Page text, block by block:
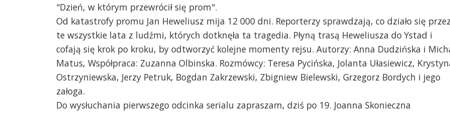
"Dzień, w którym przewrócił się prom".
Od katastrofy promu Jan Heweliusz mija 12 000 dni. Reporterzy sprawdzają, co działo się przez
te wszystkie lata z ludźmi, których dotknęła ta tragedia. Płyną trasą Heweliusza do Ystad i
cofają się krok po kroku, by odtworzyć kolejne momenty rejsu. Autorzy: Anna Dudzińska i
Matus, Współpraca: Zuzanna Olbinska. Rozmówcy: Teresa Pycińska, Jolanta Ułasiewicz,
Ostrzyniewska, Jerzy Petruk, Bogdan Zakrzewski, Zbigniew Bielewski, Grzegorz Bordych i jego
załoga.
Do wysłuchania pierwszego odcinka serialu zapraszam, dziś po 19. Joanna Skonieczna